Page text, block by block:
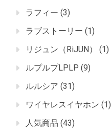
ラフィー (3)
ラブストーリー (1)
リジュン（RiJUN）
(1)
ルプルプLPLP (9)
ルルシア (31)
ワイヤレスイヤホン (1)
人気商品 (43)